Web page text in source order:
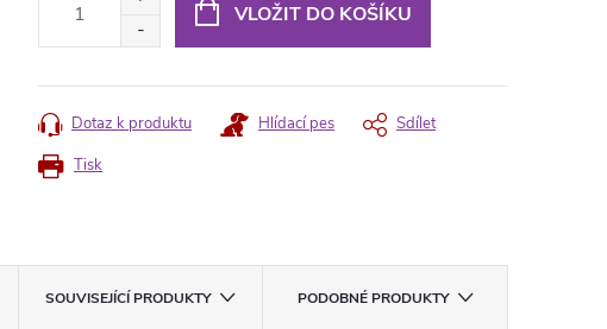
VLOŽIT DO KOŠÍKU
Tisk
Dotaz k produktu Hlídací pes Sdílet
SOUVISEJÍCÍ PRODUKTY PODOBNÉ PRODUKTY